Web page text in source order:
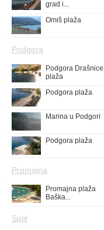
grad i...
Omiš plaža
Podgora
Podgora Drašnice
plaža
Podgora plaža
Marina u Podgori
Podgora plaža
Promajna
Promajna plaža
Baška...
Split